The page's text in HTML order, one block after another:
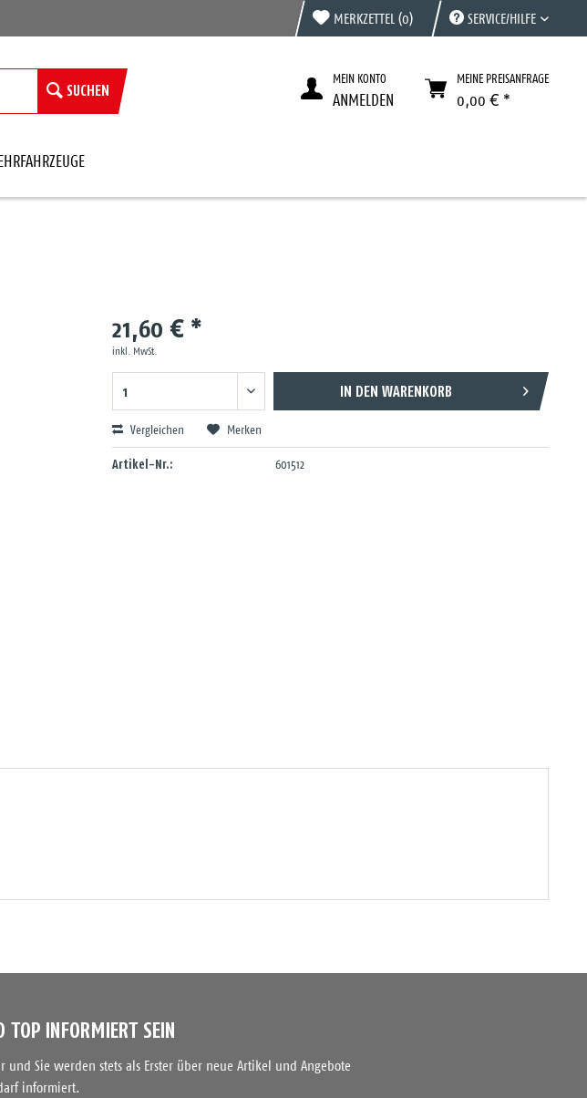
MERKZETTEL (0) SERVICE/HILFE
SUCHEN
MEIN KONTO
ANMELDEN
MEINE PREISANFRAGE
0,00 € *
21,60 € *
inkl. MwSt.
IN DEN WARENKORB
Vergleichen Merken
Artikel-Nr.: 601512
TOP INFORMIERT SEIN
Sie werden stets als Erster über neue Artikel und Angebote
informiert.